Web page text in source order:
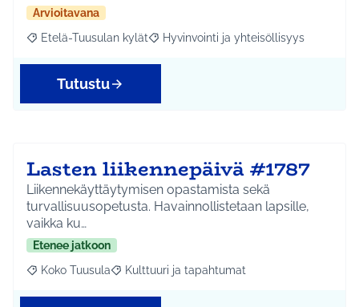
Arvioitavana
Rajaa tulokset aihepiirin mukaan: Etelä-Tuusulan kylät
Etelä-Tuusulan kylät Rajaa tulokset teeman mukaan:
Hyvinvointi ja yhteisöllisyys
Tutustu
Lasten liikennepäivä #1787
Liikennekäyttäytymisen opastamista sekä
turvallisuusopetusta. Havainnollistetaan lapsille,
vaikka ku…
Etenee jatkoon
Rajaa tulokset aihepiirin mukaan: Koko Tuusula
Koko Tuusula Rajaa tulokset teeman mukaan: Kulttuuri ja
Kulttuuri ja tapahtumat